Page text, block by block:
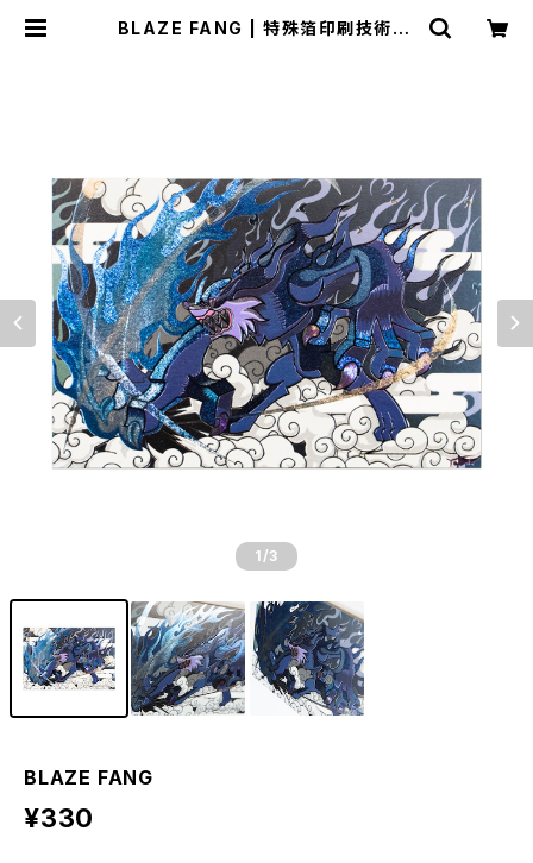
BLAZE FANG | 特殊箔印刷技術『S
1 /3
BLAZE FANG
¥330